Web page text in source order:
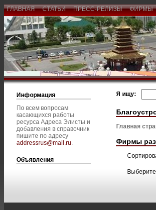
ГЛАВНАЯ СТАТЬИ ПРЕСС-РЕЛИЗЫ ФИРМЫ
Информация
По всем вопросам
касающихся работы
ресурса Адреса Элисты и
добавления в справочник
пишите по адресу
addressrus@mail.ru.
Объявления
Я ищу:
Главная
Фирмы